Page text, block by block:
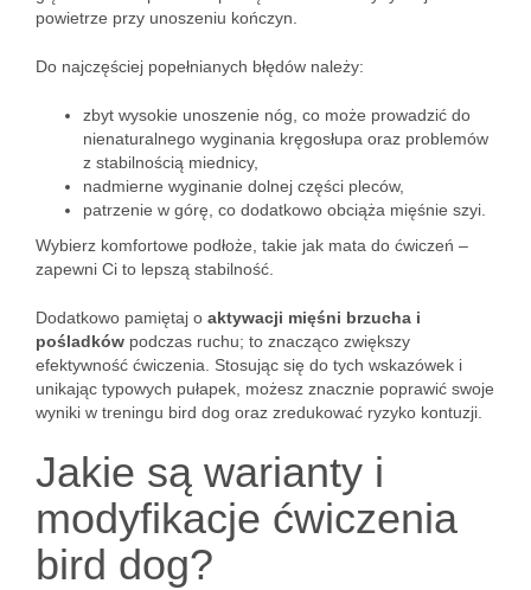
powietrze przy unoszeniu kończyn.
Do najczęściej popełnianych błędów należy:
zbyt wysokie unoszenie nóg, co może prowadzić do
nienaturalnego wyginania kręgosłupa oraz problemów
z stabilnością miednicy,
nadmierne wyginanie dolnej części pleców,
patrzenie w górę, co dodatkowo obciąża mięśnie szyi.
Wybierz komfortowe podłoże, takie jak mata do ćwiczeń –
zapewni Ci to lepszą stabilność.
Dodatkowo pamiętaj o aktywacji mięśni brzucha i
pośladków podczas ruchu; to znacząco zwiększy
efektywność ćwiczenia. Stosując się do tych wskazówek i
unikając typowych pułapek, możesz znacznie poprawić swoje
wyniki w treningu bird dog oraz zredukować ryzyko kontuzji.
Jakie są warianty i
modyfikacje ćwiczenia
bird dog?